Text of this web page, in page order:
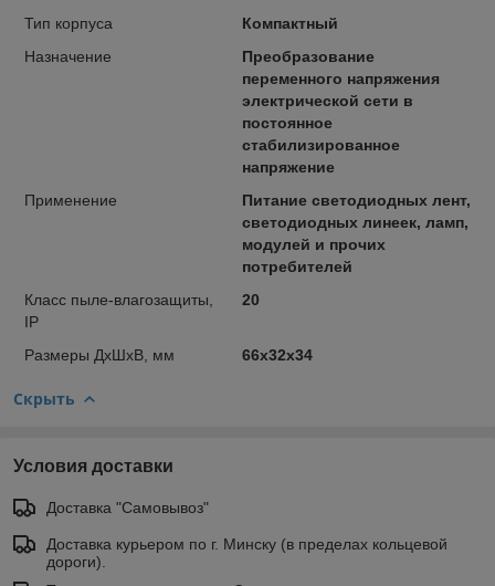
Тип корпуса
Компактный
Назначение
Преобразование
переменного напряжения
электрической сети в
постоянное
стабилизированное
напряжение
Применение
Питание светодиодных лент,
светодиодных линеек, ламп,
модулей и прочих
потребителей
Класс пыле-влагозащиты,
IP
20
Размеры ДхШхВ, мм 66x32x34
Скрыть
Условия доставки
Доставка "Самовывоз"
Доставка курьером по г. Минску (в пределах кольцевой
дороги).